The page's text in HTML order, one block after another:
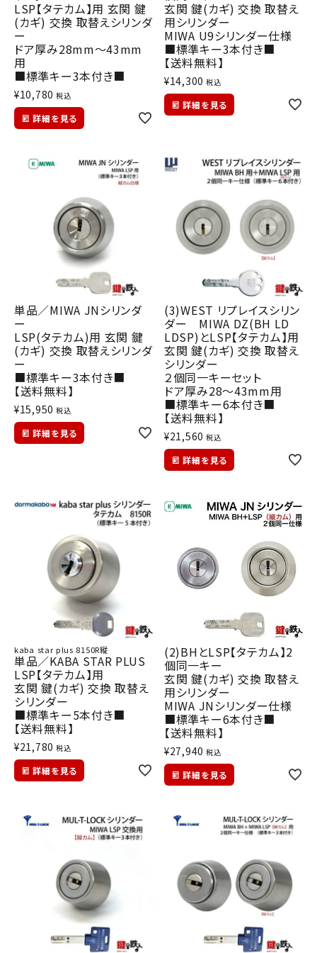
LSP【タテカム】用 玄関 鍵
(カギ) 交換 取替えシリンダ
ー
ドア厚み28mm～43mm
用
■標準キー3本付き■
¥10,780 税込
詳細を見る
玄関 鍵(カギ) 交換 取替え
用シリンダー
MIWA U9シリンダー仕様
■標準キー3本付き■
【送料無料】
¥14,300 税込
詳細を見る
単品／MIWA JNシリンダ
ー
LSP(タテカム)用 玄関 鍵
(カギ) 交換 取替えシリンダ
ー
■標準キー3本付き■
【送料無料】
¥15,950 税込
詳細を見る
(3)WEST リプレイスシリン
ダー MIWA DZ(BH LD
LDSP)とLSP【タテカム】用
玄関 鍵(カギ) 交換 取替え
シリンダー
２個同一キーセット
ドア厚み28～43mm用
■標準キー6本付き■
【送料無料】
¥21,560 税込
詳細を見る
kaba star plus 8150R縦
単品／KABA STAR PLUS
LSP【タテカム】用
玄関 鍵(カギ) 交換 取替え
シリンダー
■標準キー5本付き■
【送料無料】
¥21,780 税込
詳細を見る
(2)BHとLSP【タテカム】2
個同一キー
玄関 鍵(カギ) 交換 取替え
用シリンダー
MIWA JNシリンダー仕様
■標準キー6本付き■
【送料無料】
¥27,940 税込
詳細を見る